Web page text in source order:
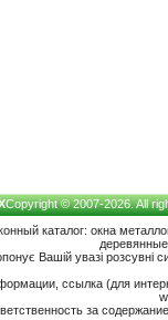
Copyright © 2007-2026. All
каталог: окна
Вашій увазі
ссылка (для
за